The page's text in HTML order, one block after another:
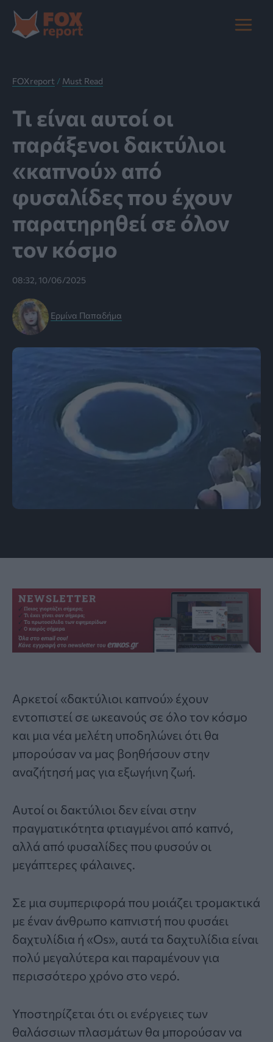
στο
περιεχόμενο
Main
FOXreport / Must Read
Τι είναι αυτοί οι
παράξενοι δακτύλιοι
«καπνού» από
φυσαλίδες που έχουν
παρατηρηθεί σε όλον
τον κόσμο
08:32, 10/06/2025
Ερμίνα Παπαδήμα
Αρκετοί «δακτύλιοι καπνού» έχουν
εντοπιστεί σε ωκεανούς σε όλο τον κόσμο
και μια νέα μελέτη υποδηλώνει ότι θα
μπορούσαν να μας βοηθήσουν στην
αναζήτησή μας για εξωγήινη ζωή.
Αυτοί οι δακτύλιοι δεν είναι στην
πραγματικότητα φτιαγμένοι από καπνό,
αλλά από φυσαλίδες που φυσούν οι
μεγάπτερες φάλαινες.
Σε μια συμπεριφορά που μοιάζει τρομακτικά
με έναν άνθρωπο καπνιστή που φυσάει
δαχτυλίδια ή «Os», αυτά τα δαχτυλίδια είναι
πολύ μεγαλύτερα και παραμένουν για
περισσότερο χρόνο στο νερό.
Υποστηρίζεται ότι οι ενέργειες των
θαλάσσιων πλασμάτων θα μπορούσαν να